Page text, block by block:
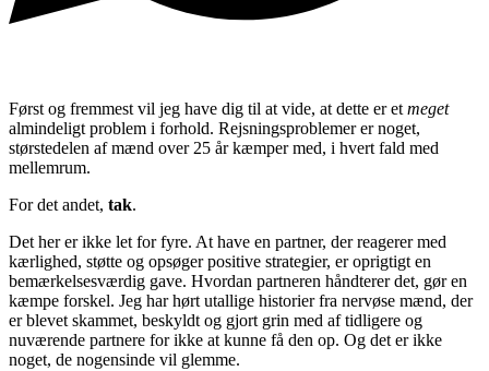
Først og fremmest vil jeg have dig til at vide, at dette er et meget
almindeligt problem i forhold. Rejsningsproblemer er noget,
størstedelen af mænd over 25 år kæmper med, i hvert fald med
mellemrum.
For det andet, tak.
Det her er ikke let for fyre. At have en partner, der reagerer med
kærlighed, støtte og opsøger positive strategier, er oprigtigt en
bemærkelsesværdig gave. Hvordan partneren håndterer det, gør en
kæmpe forskel. Jeg har hørt utallige historier fra nervøse mænd, der
er blevet skammet, beskyldt og gjort grin med af tidligere og
nuværende partnere for ikke at kunne få den op. Og det er ikke
noget, de nogensinde vil glemme.